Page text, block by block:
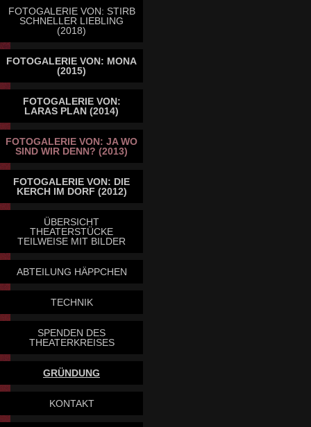
FOTOGALERIE VON: STIRB
SCHNELLER LIEBLING
(2018)
FOTOGALERIE VON: MONA
(2015)
FOTOGALERIE VON:
LARAS PLAN (2014)
FOTOGALERIE VON: JA WO
SIND WIR DENN? (2013)
FOTOGALERIE VON: DIE
KERCH IM DORF (2012)
ÜBERSICHT
THEATERSTÜCKE
TEILWEISE MIT BILDER
ABTEILUNG HÄPPCHEN
TECHNIK
SPENDEN DES
THEATERKREISES
GRÜNDUNG
KONTAKT